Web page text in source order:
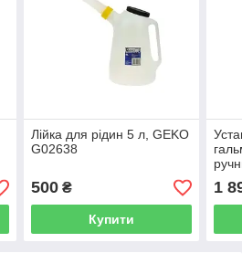
Лійка для рідин 5 л, GEKO
G02638
500₴
Купити
бар
1